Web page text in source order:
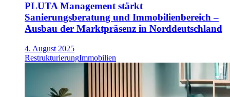
PLUTA Management stärkt
Sanierungsberatung und Immobilienbereich –
Ausbau der Marktpräsenz in Norddeutschland
4. August 2025
RestrukturierungImmobilien